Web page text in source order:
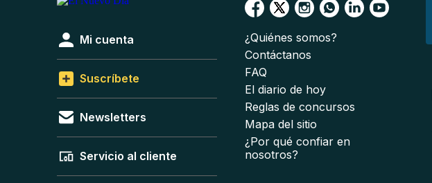
Mi cuenta
Suscríbete
Newsletters
Servicio al cliente
¿Quiénes somos?
Contáctanos
FAQ
El diario de hoy
Reglas de concursos
Mapa del sitio
¿Por qué confiar en
nosotros?